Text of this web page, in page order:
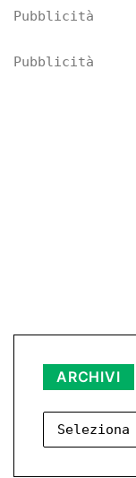
Pubblicità
Pubblicità
ARCHIVI